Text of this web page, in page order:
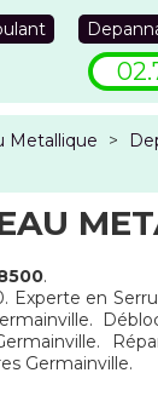
Metallique >
.
en
Germainville.